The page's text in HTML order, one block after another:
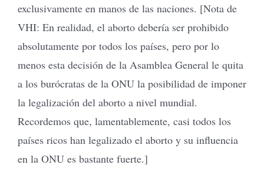
exclusivamente en manos de las naciones. [Nota de
VHI: En realidad, el aborto debería ser prohibido
absolutamente por todos los países, pero por lo
menos esta decisión de la Asamblea General le quita
a los burócratas de la ONU la posibilidad de imponer
la legalización del aborto a nivel mundial.
Recordemos que, lamentablemente, casi todos los
países ricos han legalizado el aborto y su influencia
en la ONU es bastante fuerte.]